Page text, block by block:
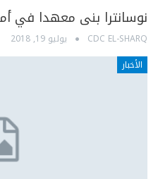
نوسانترا بنى معهدا في
CDC EL-SHARQ يوليو 19, 2018
الأخبار